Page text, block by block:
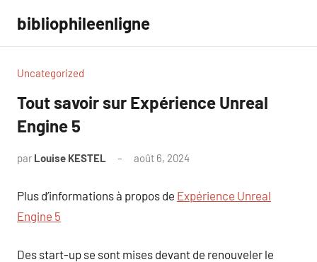
contenu
bibliophileenligne
Uncategorized
Tout savoir sur Expérience Unreal
Engine 5
par Louise KESTEL août 6, 2024
Plus d’informations à propos de Expérience Unreal
Engine 5
Des start-up se sont mises devant de renouveler le